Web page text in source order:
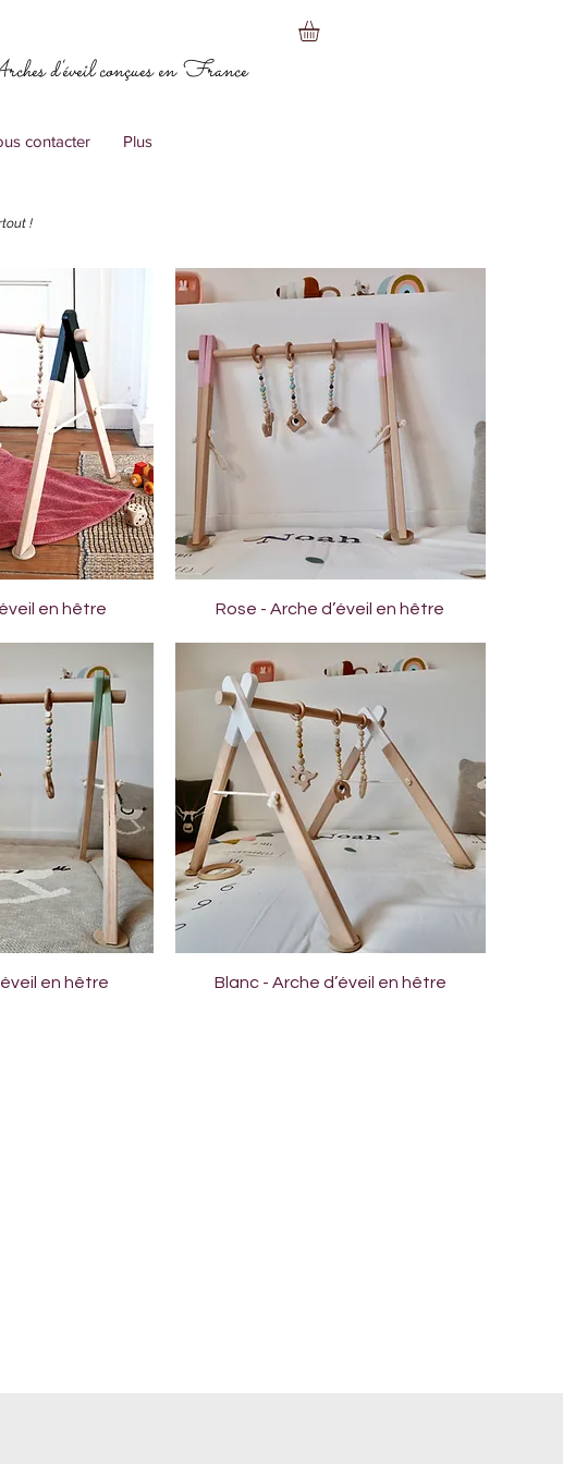
d'éveil conçues en France
contacter Plus
!
en hêtre Aperçu rapide
Rose - Arche d’éveil en hêtre
en hêtre Aperçu rapide
Blanc - Arche d’éveil en hêtre